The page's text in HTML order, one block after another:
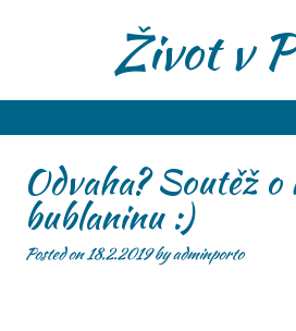
t
o
Život v
Odvaha? Soutěž o
bublaninu :)
Posted on18.2.2019byadminporto